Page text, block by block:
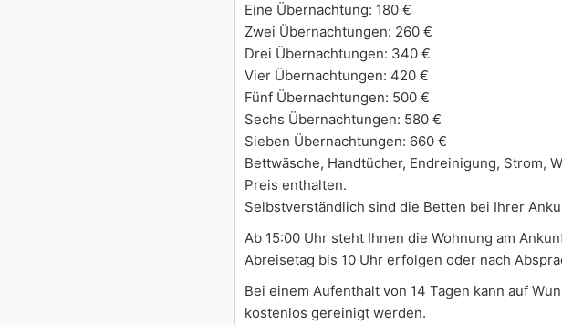
Eine Übernachtung: 180 €
Zwei Übernachtungen: 260 €
Drei Übernachtungen: 340 €
Vier Übernachtungen: 420 €
Fünf Übernachtungen: 500 €
Sechs Übernachtungen: 580 €
Sieben Übernachtungen: 660 €
Bettwäsche, Handtücher, Endreinigung, Strom,
Preis enthalten.
Selbstverständlich sind die Betten bei Ihrer
Ab 15:00 Uhr steht Ihnen die Wohnung am
Abreisetag bis 10 Uhr erfolgen oder nach
Bei einem Aufenthalt von 14 Tagen kann auf
kostenlos gereinigt werden.